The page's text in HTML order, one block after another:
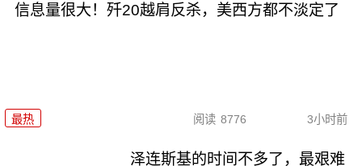
信息量很大！歼20越肩反杀，美西方都不淡定了
最热 阅读 8776 3小时前
泽连斯基的时间不多了，最艰难